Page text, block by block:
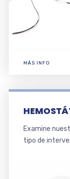
MÁS INFO
Examine
tipo de